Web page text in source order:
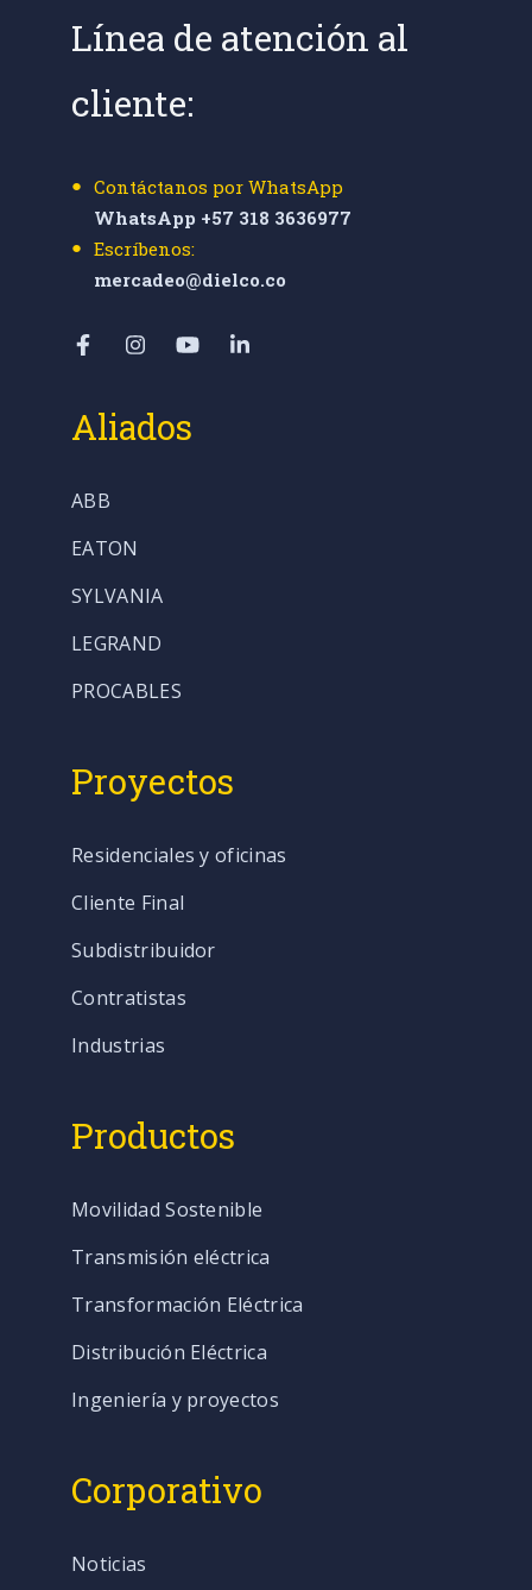
Línea de atención al
cliente:
Contáctanos por WhatsApp
WhatsApp +57 318 3636977
Escríbenos:
mercadeo@dielco.co
Aliados
ABB
EATON
SYLVANIA
LEGRAND
PROCABLES
Proyectos
Residenciales y oficinas
Cliente Final
Subdistribuidor
Contratistas
Industrias
Productos
Movilidad Sostenible
Transmisión eléctrica
Transformación Eléctrica
Distribución Eléctrica
Ingeniería y proyectos
Corporativo
Noticias